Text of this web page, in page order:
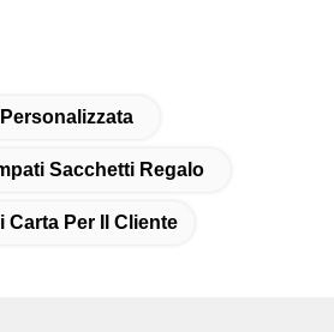
Sacchetti Regalo
Carta Per Il Cliente